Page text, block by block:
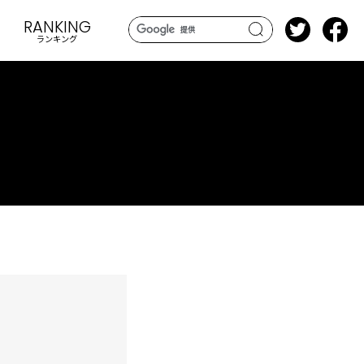
search
RANKING
ランキング